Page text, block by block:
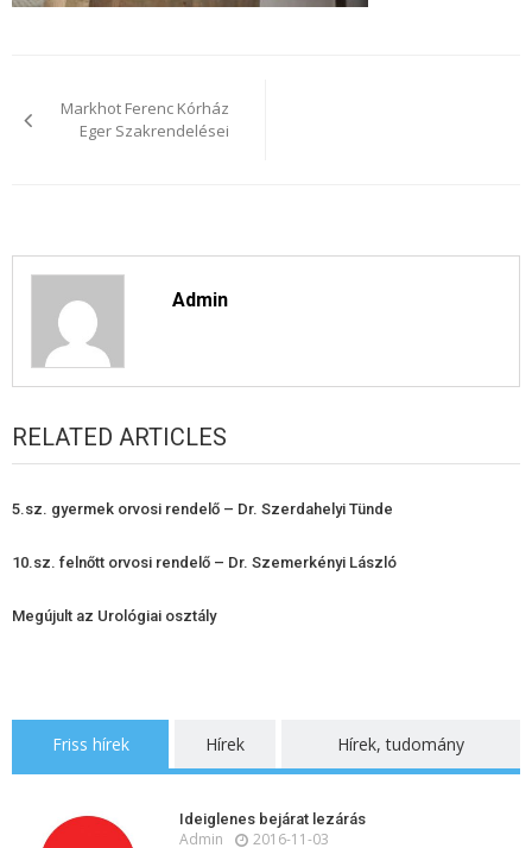
navigáció
Markhot Ferenc Kórház
Eger Szakrendelései
Admin
RELATED ARTICLES
5.sz. gyermek orvosi rendelő – Dr. Szerdahelyi Tünde
10.sz. felnőtt orvosi rendelő – Dr. Szemerkényi László
Megújult az Urológiai osztály
Friss hírek Hírek Hírek, tudomány
Ideiglenes bejárat lezárás
Admin 2016-11-03